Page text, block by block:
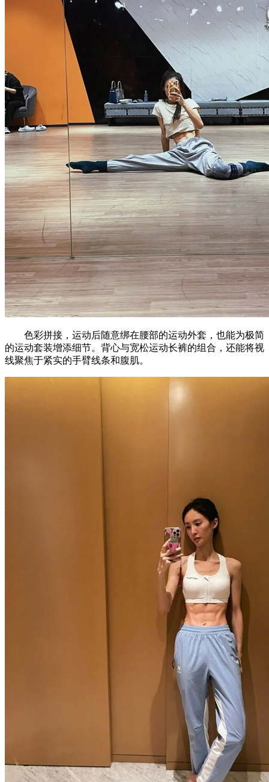
色彩拼接，运动后随意绑在腰部的运动外套，也能为极简
的运动套装增添细节。背心与宽松运动长裤的组合，还能将视
线聚焦于紧实的手臂线条和腹肌。